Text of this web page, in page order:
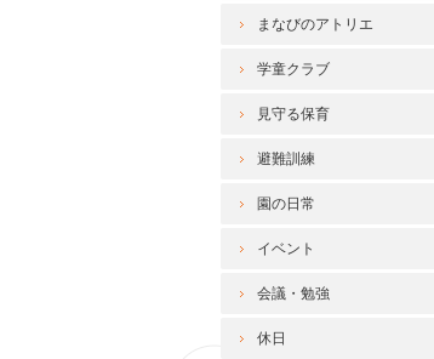
まなびのアトリエ
学童クラブ
見守る保育
避難訓練
園の日常
イベント
会議・勉強
休日